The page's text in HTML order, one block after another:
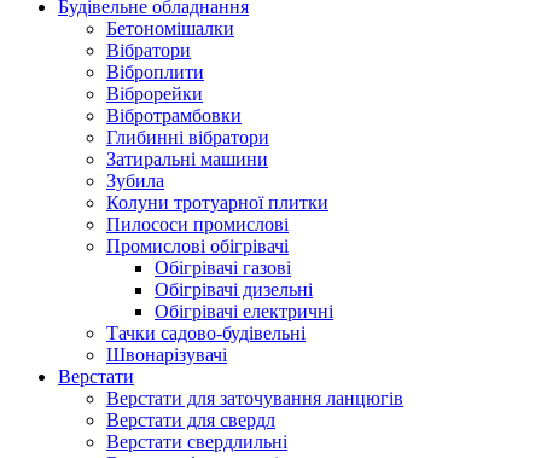
Будівельне обладнання
Бетономішалки
Вібратори
Віброплити
Віброрейки
Вібротрамбовки
Глибинні вібратори
Затиральні машини
Зубила
Колуни тротуарної плитки
Пилососи промислові
Промислові обігрівачі
Обігрівачі газові
Обігрівачі дизельні
Обігрівачі електричні
Тачки садово-будівельні
Швонарізувачі
Верстати
Верстати для заточування ланцюгів
Верстати для свердл
Верстати свердлильні